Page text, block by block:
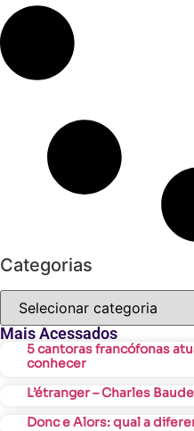
Categorias
Mais Acessados
5 cantoras francófonas
conhecer
L’étranger – Charles
Donc e Alors: qual a